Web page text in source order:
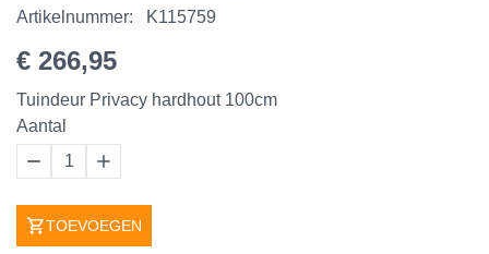
Artikelnummer:
K115759
€ 266,95
Tuindeur Privacy hardhout 100cm
Aantal
1
TOEVOEGEN